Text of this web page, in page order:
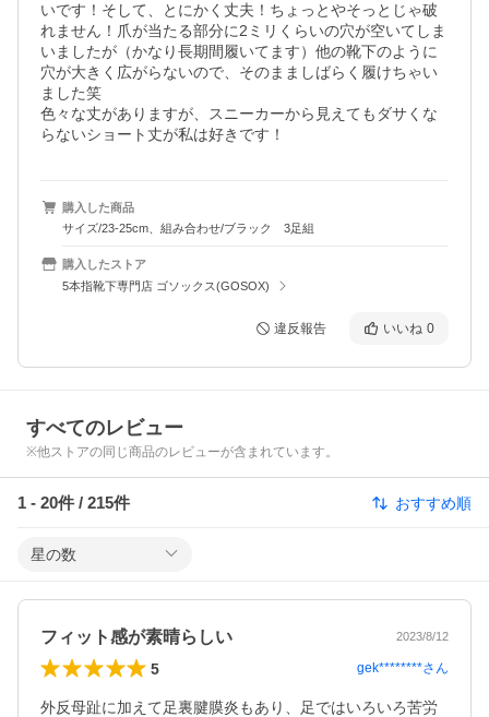
いです！そして、とにかく丈夫！ちょっとやそっとじゃ破
れません！爪が当たる部分に2ミリくらいの穴が空いてしま
いましたが（かなり長期間履いてます）他の靴下のように
穴が大きく広がらないので、そのまましばらく履けちゃい
ました笑
色々な丈がありますが、スニーカーから見えてもダサくな
らないショート丈が私は好きです！
購入した商品
サイズ/23-25cm、組み合わせ/ブラック 3足組
購入したストア
5本指靴下専門店 ゴソックス(GOSOX)
違反報告 いいね 0
すべてのレビュー
※他ストアの同じ商品のレビューが含まれています。
1 - 20件 / 215件 おすすめ順
星の数
フィット感が素晴らしい 2023/8/12
5 gek********さん
外反母趾に加えて足裏腱膜炎もあり、足ではいろいろ苦労